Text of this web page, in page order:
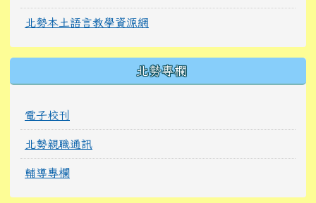
北勢本土語言教學資源網
北勢專欄
電子校刊
北勢親職通訊
輔導專欄